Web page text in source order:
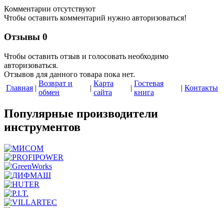
Комментарии отсутствуют
Чтобы оставить комментарий нужно авторизоваться!
Отзывы 0
Чтобы оcтавить отзыв и голосовать необходимо
авторизоваться.
Отзывов для данного товара пока нет.
Главная |
Возврат и
обмен
|
Карта
сайта
|
Гостевая
книга
| Контакты
Популярные производители
инструментов